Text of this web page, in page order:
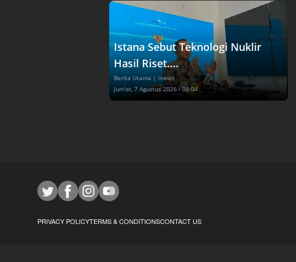
Istana Sebut Teknologi Nuklir
Hasil Riset....
Berita Utama | inews
Jum'at, 7 Agustus 2026 - 08:04
PRIVACY POLICYTERMS & CONDITIONSCONTACT US